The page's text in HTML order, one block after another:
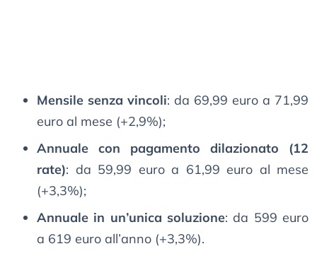
Mensile senza vincoli: da 69,99 euro a 71,99
euro al mese (+2,9%);
Annuale con pagamento dilazionato (12
rate): da 59,99 euro a 61,99 euro al mese
(+3,3%);
Annuale in un’unica soluzione: da 599 euro
a 619 euro all’anno (+3,3%).